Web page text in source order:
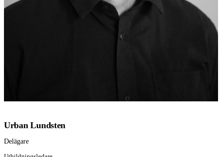
Urban Lundsten
Delägare